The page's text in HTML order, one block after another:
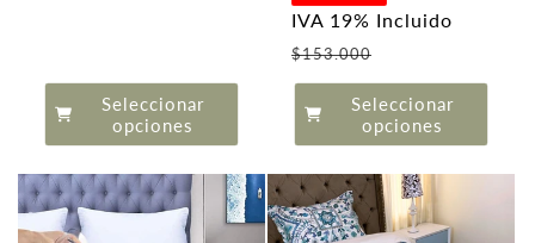
Seleccionar
opciones
IVA 19% Incluido
$153.000
de
oferta
Seleccionar
opciones